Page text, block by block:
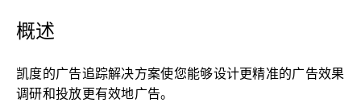
概述
凯度的广告追踪解决方案使您能够设计更精准的广告效果
调研和投放更有效地广告。